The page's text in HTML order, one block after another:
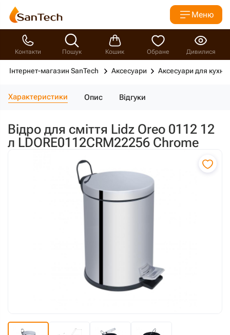
Меню
Контакти Пошук Кошик Обране Дивилися
Інтернет-магазин SanTech Аксесуари Аксесуари для кухні
Характеристики Опис Відгуки
Відро для сміття Lidz Oreo 0112 12
л LDORE0112CRM22256 Chrome